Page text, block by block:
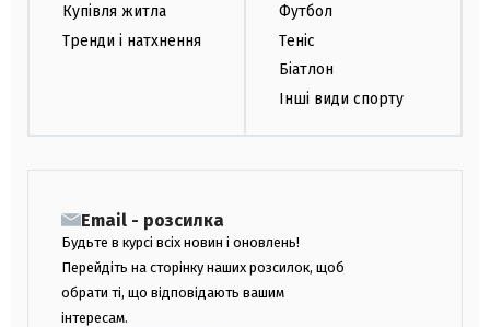
Купівля житла
Тренди і натхнення
Футбол
Теніс
Біатлон
Інші види спорту
Email - розсилка
Будьте в курсі всіх новин і оновлень!
Перейдіть на сторінку наших розсилок, щоб
обрати ті, що відповідають вашим
інтересам.